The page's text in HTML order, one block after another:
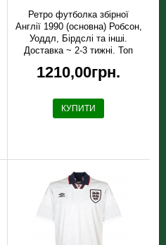
Ретро футболка збірної
Англії 1990 (основна) Робсон,
Уоддл, Бірдслі та інші.
Доставка ~ 2-3 тижні. Топ
1210,00грн.
КУПИТИ